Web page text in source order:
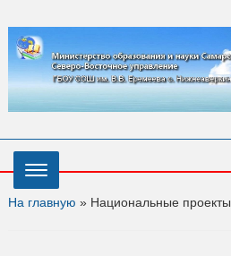
На главную » Национальные проекты